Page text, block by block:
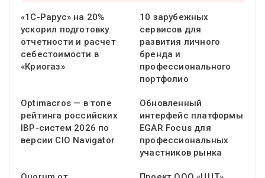
«1С-Рарус» на 20%
ускорил подготовку
отчетности и расчет
себестоимости в
«Криогаз»
10 зарубежных
сервисов для
развития личного
бренда и
профессионального
портфолио
Optimacros — в топе
рейтинга российских
IBP-систем 2026 по
версии CIO Navigator
Обновленный
интерфейс платформы
EGAR Focus для
профессиональных
участников рынка